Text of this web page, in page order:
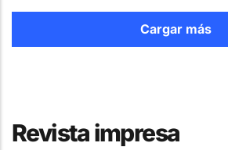
Cargar más
Revista impresa